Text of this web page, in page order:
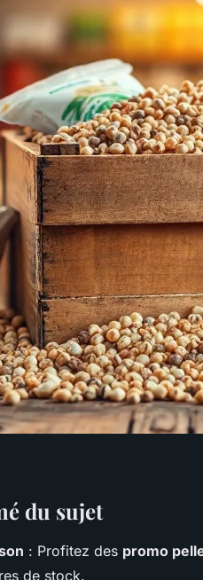
du sujet
: Profitez des promo
de stock.